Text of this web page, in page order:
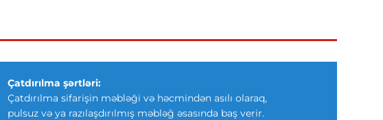
Çatdırılma şərtləri:
Çatdırılma sifarişin məbləği və həcmindən asılı olaraq,
pulsuz və ya razılaşdırılmış məbləğ əsasında baş verir.